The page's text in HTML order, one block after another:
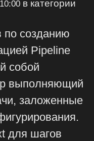
в категории
по созданию
Pipeline
собой
выполняющий
заложенные
для шагов